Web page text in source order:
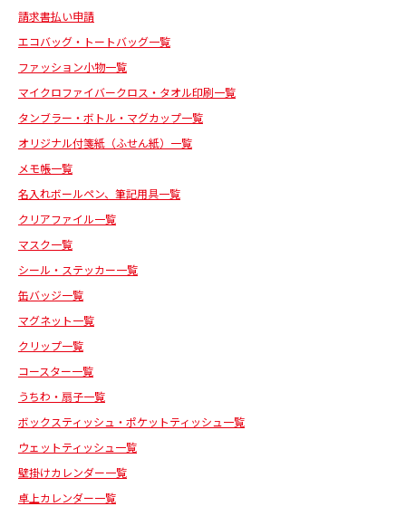
請求書払い申請
エコバッグ・トートバッグ一覧
ファッション小物一覧
マイクロファイバークロス・タオル印刷一覧
タンブラー・ボトル・マグカップ一覧
オリジナル付箋紙（ふせん紙）一覧
メモ帳一覧
名入れボールペン、筆記用具一覧
クリアファイル一覧
マスク一覧
シール・ステッカー一覧
缶バッジ一覧
マグネット一覧
クリップ一覧
コースター一覧
うちわ・扇子一覧
ボックスティッシュ・ポケットティッシュ一覧
ウェットティッシュ一覧
壁掛けカレンダー一覧
卓上カレンダー一覧